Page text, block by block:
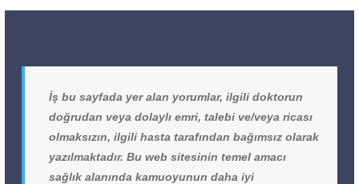
İş bu sayfada yer alan yorumlar, ilgili doktorun
doğrudan veya dolaylı emri, talebi ve/veya ricası
olmaksızın, ilgili hasta tarafından bağımsız olarak
yazılmaktadır. Bu web sitesinin temel amacı
sağlık alanında kamuoyunun daha iyi